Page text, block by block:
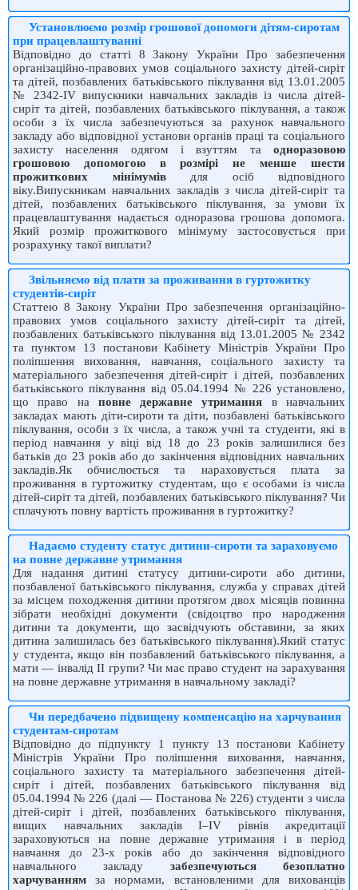
Установлюємо розмір грошової допомоги дітям-сиротам
при працевлаштуванні
Відповідно до статті 8 Закону України Про забезпечення
організаційно-правових умов соціального захисту дітей-сиріт
та дітей, позбавлених батьківського піклування від 13.01.2005
№ 2342-ІV випускники навчальних закладів із числа дітей-
сиріт та дітей, позбавлених батьківського піклування, а також
особи з їх числа забезпечуються за рахунок навчального
закладу або відповідної установи органів праці та соціального
захисту населення одягом і взуттям та одноразовою
грошовою допомогою в розмірі не менше шести
прожиткових мінімумівдля осіб відповідного
віку.Випускникам навчальних закладів з числа дітей-сиріт та
дітей, позбавлених батьківського піклування, за умови їх
працевлаштування надається одноразова грошова допомога.
Який розмір прожиткового мінімуму застосовується при
розрахунку такої виплати?
Звільняємо від плати за проживання в гуртожитку
студентів-сиріт
Статтею 8 Закону України Про забезпечення організаційно-
правових умов соціального захисту дітей-сиріт та дітей,
позбавлених батьківського піклування від 13.01.2005 № 2342
та пунктом 13 постанови Кабінету Міністрів України Про
поліпшення виховання, навчання, соціального захисту та
матеріального забезпечення дітей-сиріт і дітей, позбавлених
батьківського піклування від 05.04.1994 № 226 установлено,
що право на повне державне утримання в навчальних
закладах мають діти-сироти та діти, позбавлені батьківського
піклування, особи з їх числа, а також учні та студенти, які в
період навчання у віці від 18 до 23 років залишилися без
батьків до 23 років або до закінчення відповідних навчальних
закладів.Як обчислюється та нараховується плата за
проживання в гуртожитку студентам, що є особами із числа
дітей-сиріт та дітей, позбавлених батьківського піклування? Чи
сплачують повну вартість проживання в гуртожитку?
Надаємо студенту статус дитини-сироти та зараховуємо
на повне державне утримання
Для надання дитині статусу дитини-сироти або дитини,
позбавленої батьківського піклування, служба у справах дітей
за місцем походження дитини протягом двох місяців повинна
зібрати необхідні документи (свідоцтво про народження
дитини та документи, що засвідчують обставини, за яких
дитина залишилась без батьківського піклування).Який статус
у студента, якщо він позбавлений батьківського піклування, а
мати — інвалід ІІ групи? Чи має право студент на зарахування
на повне державне утримання в навчальному закладі?
Чи передбачено підвищену компенсацію на харчування
студентам-сиротам
Відповідно до підпункту 1 пункту 13 постанови Кабінету
Міністрів України Про поліпшення виховання, навчання,
соціального захисту та матеріального забезпечення дітей-
сиріт і дітей, позбавлених батьківського піклування від
05.04.1994 № 226 (далі — Постанова № 226) студенти з числа
дітей-сиріт і дітей, позбавлених батьківського піклування,
вищих навчальних закладів І–ІV pівнів aкредитації
зараховуються на повне державне утримання і в період
навчання до 23-х років або до закінчення відповідного
навчального закладу забезпечуються безоплатно
харчуванням за нормами, встановленими для вихованців